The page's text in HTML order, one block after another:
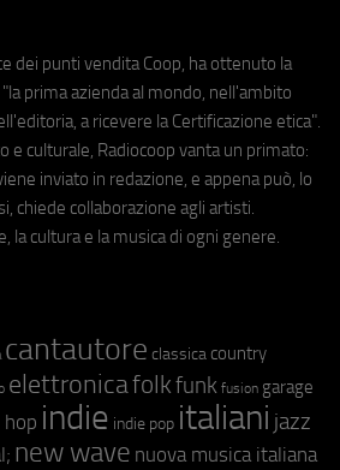
dei punti vendita Coop, ha ottenuto la
prima azienda al mondo, nell'ambito
a ricevere la Certificazione etica".
e culturale, Radiocoop vanta un primato:
inviato in redazione, e appena può, lo
chiede collaborazione agli artisti.
la cultura e la musica di ogni genere.
cantautore classica country
elettronicafolkfunk fusion garage
hop indie indie pop italiani jazz
new wave nuova musica italiana